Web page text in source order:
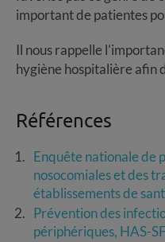
important de patientes
Il nous rappelle
hygiène hospitalière afin
Références
Enquête nationale de
nosocomiales et des
établissements de
Prévention des
périphériques, HAS-